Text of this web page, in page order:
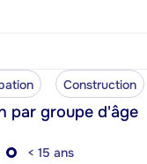
Construction
par groupe d'âge
< 15 ans